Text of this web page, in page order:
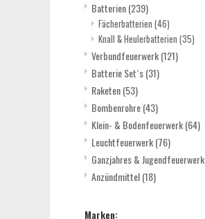
Batterien(239)
Fächerbatterien (46)
Knall & Heulerbatterien (35)
Verbundfeuerwerk(121)
Batterie Set´s(31)
Raketen(53)
Bombenrohre(43)
Klein- & Bodenfeuerwerk(64)
Leuchtfeuerwerk(76)
Ganzjahres & Jugendfeuerwerk
Anzündmittel(18)
Marken: